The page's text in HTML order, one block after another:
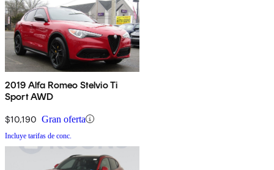
2019 Alfa Romeo Stelvio Ti
Sport AWD
$10,190 Gran oferta
Incluye tarifas de conc.